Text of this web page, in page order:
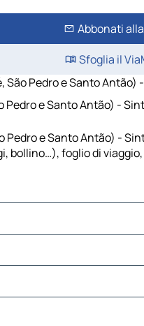
Abbonati
Sfoglia il
São Pedro e Santo Antão)
Pedro e Santo Antão) -
Pedro e Santo Antão) -
bollino…), foglio di